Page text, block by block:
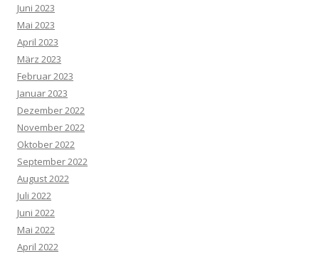
Juni 2023
Mai 2023
April 2023
März 2023
Februar 2023
Januar 2023
Dezember 2022
November 2022
Oktober 2022
September 2022
August 2022
Juli 2022
Juni 2022
Mai 2022
April 2022